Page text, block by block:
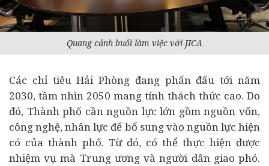
Quang cảnh buổi làm việc với JICA
Các chỉ tiêu Hải Phòng đang phấn đấu tới năm
2030, tầm nhìn 2050 mang tính thách thức cao. Do
đó, Thành phố cần nguồn lực lớn gồm nguồn vốn,
công nghệ, nhân lực để bổ sung vào nguồn lực hiện
có của thành phố. Từ đó, có thể thực hiện được
nhiệm vụ mà Trung ương và người dân giao phó.